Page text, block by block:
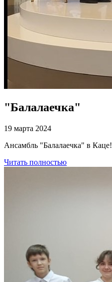
"Балалаечка"
19 марта 2024
Ансамбль "Балалаечка" в Каце!
Читать полностью